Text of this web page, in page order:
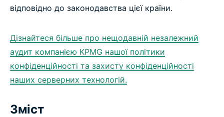
відповідно до законодавства цієї країни.
Дізнайтеся більше про нещодавній незалежний
аудит компанією KPMG нашої політики
конфіденційності та захисту конфіденційності
наших серверних технологій.
Зміст